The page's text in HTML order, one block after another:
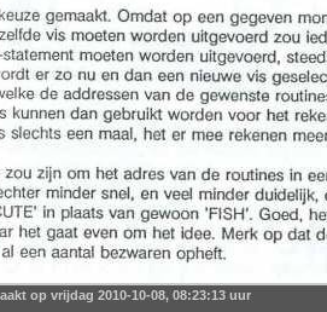
op vrijdag 2010-10-08, 08:23:13 uur